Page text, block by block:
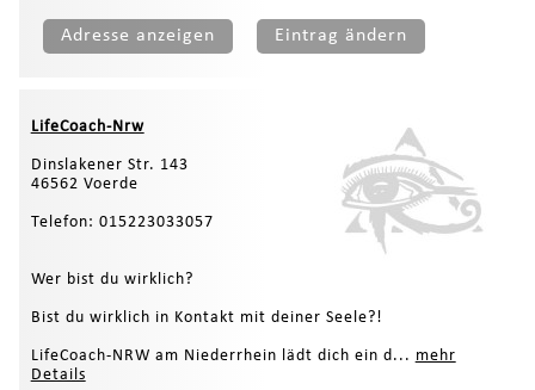
Adresse anzeigen Eintrag ändern
LifeCoach-Nrw
Dinslakener Str. 143
46562 Voerde
Telefon: 015223033057
Wer bist du wirklich?
Bist du wirklich in Kontakt mit deiner Seele?!
LifeCoach-NRW am Niederrhein lädt dich ein d... mehr
Details